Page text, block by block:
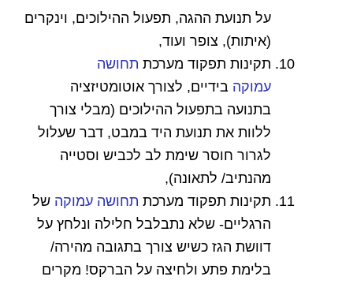
על תנועת ההגה, תפעול ההילוכים, וינקרים
(איתות), צופר ועוד,
תקינות תפקוד מערכת תחושה
עמוקה בידיים, לצורך אוטומטיזציה
בתנועה בתפעול ההילוכים (מבלי צורך
ללוות את תנועת היד במבט, דבר שעלול
לגרור חוסר שימת לב לכביש וסטייה
מהנתיב/ לתאונה),
תקינות תפקוד מערכת תחושה עמוקה של
הרגליים- שלא נתבלבל חלילה ונלחץ על
דוושת הגז כשיש צורך בתגובה מהירה/
בלימת פתע ולחיצה על הברקס! מקרים